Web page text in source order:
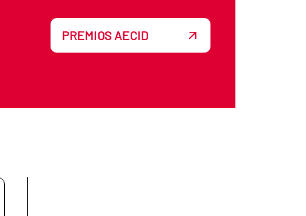
PREMIOS AECID